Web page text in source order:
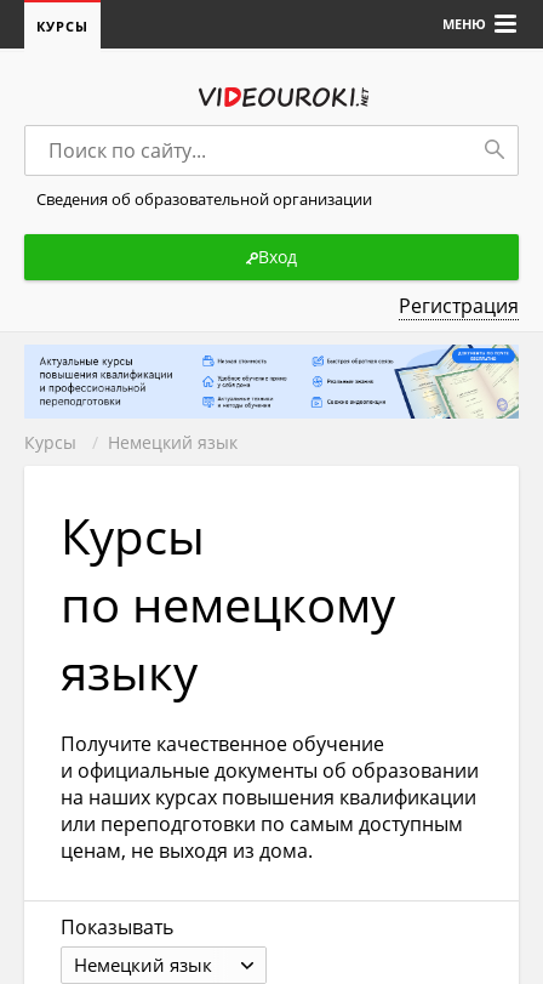
МЕНЮ
КУРСЫ
Сведения об образовательной организации
Вход
Регистрация
Курсы / Немецкий язык
Курсы
по немецкому
языку
Получите качественное обучение
и официальные документы об образовании
на наших курсах повышения квалификации
или переподготовки по самым доступным
ценам, не выходя из дома.
Показывать
Немецкий язык